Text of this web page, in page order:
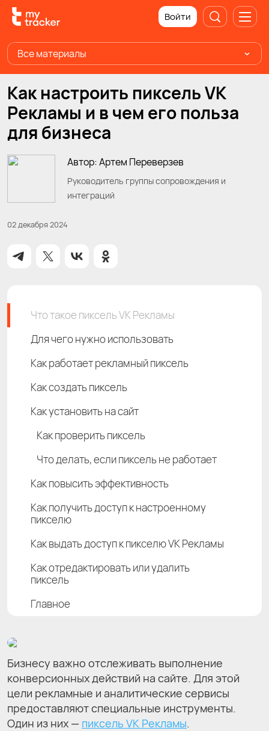
Войти
Все материалы
Как настроить пиксель VK
Рекламы и в чем его польза
для бизнеса
Автор: Артем Переверзев
Руководитель группы сопровождения и
интеграций
02 декабря 2024
Бизнесу важно отслеживать выполнение
конверсионных действий на сайте. Для этой
цели рекламные и аналитические сервисы
предоставляют специальные инструменты.
Один из них — пиксель VK Рекламы.
Что такое пиксель VK Рекламы
Для чего нужно использовать
Как работает рекламный пиксель
Как создать пиксель
Как установить на сайт
Как проверить пиксель
Что делать, если пиксель не работает
Как повысить эффективность
Как получить доступ к настроенному
пикселю
Как выдать доступ к пикселю VK Рекламы
Как отредактировать или удалить
пиксель
Главное